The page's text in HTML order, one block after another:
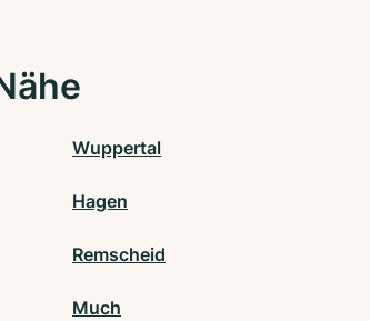
Wuppertal
Hagen
Remscheid
Much